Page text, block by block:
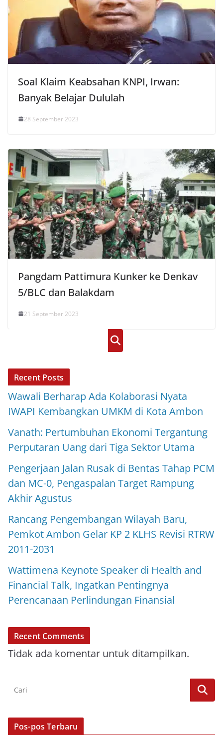
Soal Klaim Keabsahan KNPI, Irwan:
Banyak Belajar Dululah
28 September 2023
Pangdam Pattimura Kunker ke Denkav
5/BLC dan Balakdam
21 September 2023
Cari
Recent Posts
Wawali Berharap Ada Kolaborasi Nyata
IWAPI Kembangkan UMKM di Kota Ambon
Vanath: Pertumbuhan Ekonomi Tergantung
Perputaran Uang dari Tiga Sektor Utama
Pengerjaan Jalan Rusak di Bentas Tahap PCM
dan MC-0, Pengaspalan Target Rampung
Akhir Agustus
Rancang Pengembangan Wilayah Baru,
Pemkot Ambon Gelar KP 2 KLHS Revisi RTRW
2011-2031
Wattimena Keynote Speaker di Health and
Financial Talk, Ingatkan Pentingnya
Perencanaan Perlindungan Finansial
Recent Comments
Tidak ada komentar untuk ditampilkan.
Pos-pos Terbaru